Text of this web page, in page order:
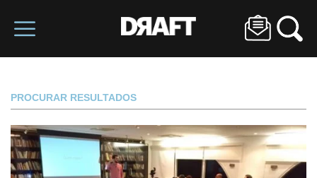
PROCURAR RESULTADOS